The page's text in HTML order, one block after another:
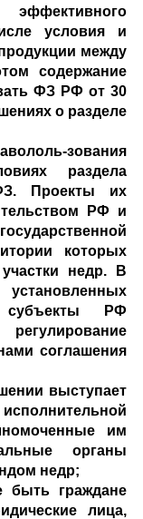
условия и
между
содержание
ФЗ РФ от 30
о разделе
зования
раздела
Проекты их
РФ и
которых
недр. В
РФ
регулирование
соглашения
выступает
им
органы
недр;
быть граждане
лица,